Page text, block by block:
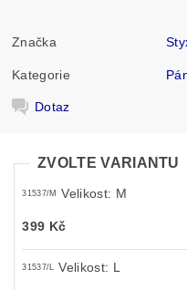
Značka
Kategorie
Dotaz
ZVOLTE VARIANTU
31537/M Velikost: M
399 Kč
31537/L Velikost: L